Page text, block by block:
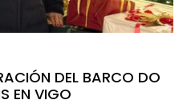
DEL BARCO DO
EN VIGO